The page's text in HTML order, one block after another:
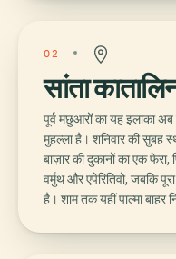
02
सांता
पूर्व मछुआरों का यह इलाका
मुहल्ला है। शनिवार की सुबह
बाज़ार की दुकानों का एक
वर्मुथ और एपेरितिवो, जबकि
है। शाम तक यहीं पाल्मा बाहर